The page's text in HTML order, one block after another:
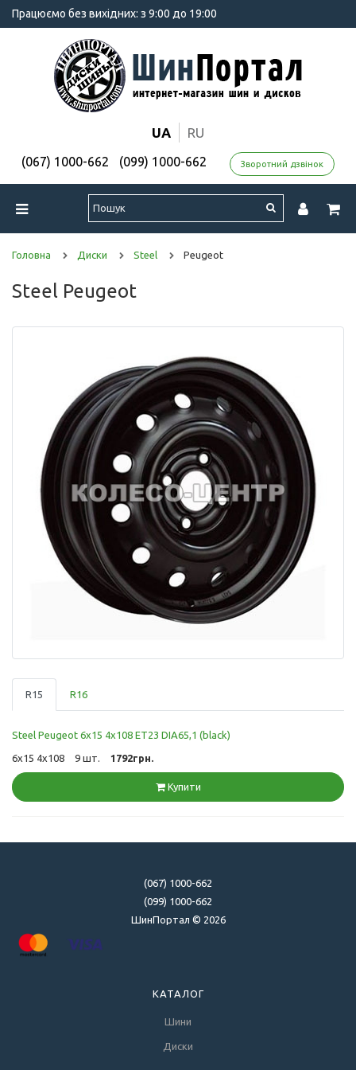
Працюємо без вихідних: з 9:00 до 19:00
UA RU
(067) 1000-662 (099) 1000-662 Зворотний дзвінок
Головна Диски Steel Peugeot
Steel Peugeot
R15 R16
Steel Peugeot 6x15 4x108 ET23 DIA65,1 (black)
6x15 4x108 9 шт. 1792грн.
Купити
(067) 1000-662
(099) 1000-662
ШинПортал © 2026
КАТАЛОГ
Шини
Диски